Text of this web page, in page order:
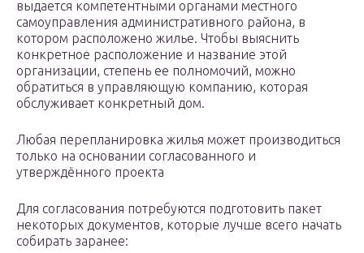
выдается компетентными органами местного
самоуправления административного района, в
котором расположено жилье. Чтобы выяснить
конкретное расположение и название этой
организации, степень ее полномочий, можно
обратиться в управляющую компанию, которая
обслуживает конкретный дом.
Любая перепланировка жилья может производиться
только на основании согласованного и
утверждённого проекта
Для согласования потребуются подготовить пакет
некоторых документов, которые лучше всего начать
собирать заранее: